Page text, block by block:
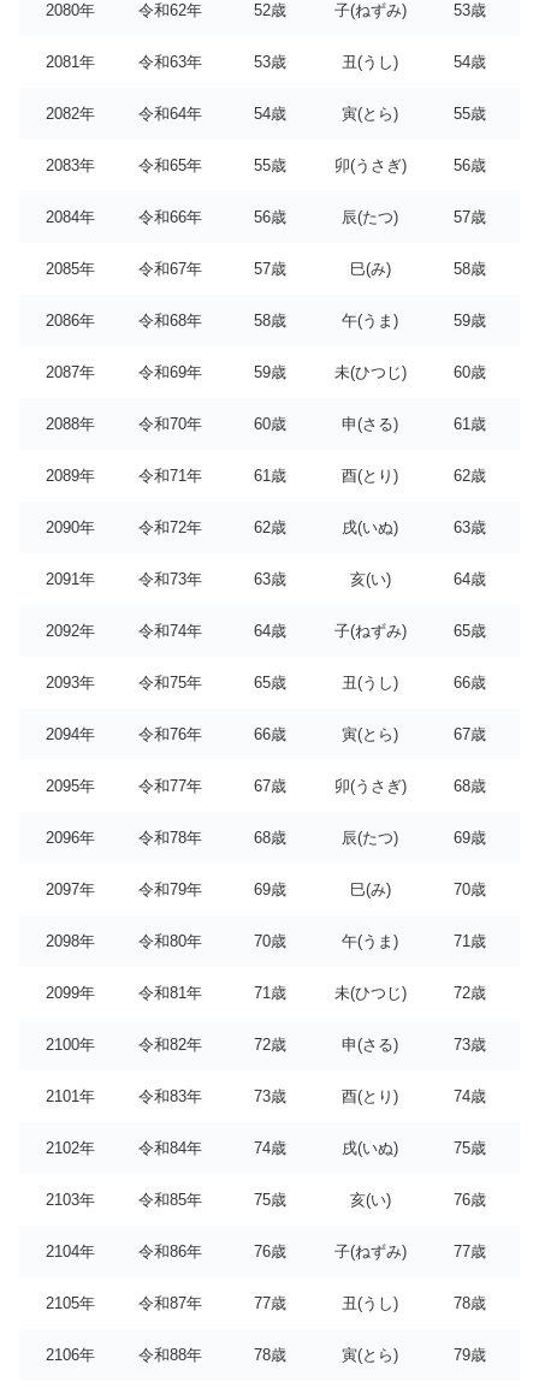
2080年 令和62年 52歳 子(ねずみ) 53歳
2081年 令和63年 53歳 丑(うし) 54歳
2082年 令和64年 54歳 寅(とら) 55歳
2083年 令和65年 55歳 卯(うさぎ) 56歳
2084年 令和66年 56歳 辰(たつ) 57歳
2085年 令和67年 57歳 巳(み) 58歳
2086年 令和68年 58歳 午(うま) 59歳
2087年 令和69年 59歳 未(ひつじ) 60歳
2088年 令和70年 60歳 申(さる) 61歳
2089年 令和71年 61歳 酉(とり) 62歳
2090年 令和72年 62歳 戌(いぬ) 63歳
2091年 令和73年 63歳 亥(い) 64歳
2092年 令和74年 64歳 子(ねずみ) 65歳
2093年 令和75年 65歳 丑(うし) 66歳
2094年 令和76年 66歳 寅(とら) 67歳
2095年 令和77年 67歳 卯(うさぎ) 68歳
2096年 令和78年 68歳 辰(たつ) 69歳
2097年 令和79年 69歳 巳(み) 70歳
2098年 令和80年 70歳 午(うま) 71歳
2099年 令和81年 71歳 未(ひつじ) 72歳
2100年 令和82年 72歳 申(さる) 73歳
2101年 令和83年 73歳 酉(とり) 74歳
2102年 令和84年 74歳 戌(いぬ) 75歳
2103年 令和85年 75歳 亥(い) 76歳
2104年 令和86年 76歳 子(ねずみ) 77歳
2105年 令和87年 77歳 丑(うし) 78歳
2106年 令和88年 78歳 寅(とら) 79歳